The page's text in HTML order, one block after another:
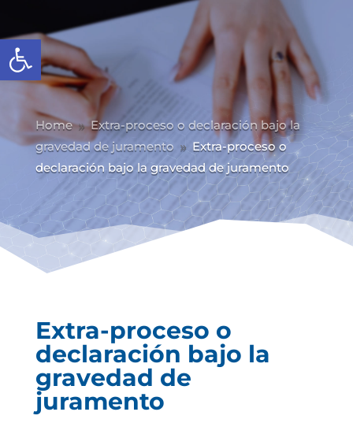
Abrir barra de herramientas
Home 9 Extra-proceso o declaración bajo la
gravedad de juramento 9 Extra-proceso o
declaración bajo la gravedad de juramento
Extra-proceso o
declaración bajo la
gravedad de
juramento